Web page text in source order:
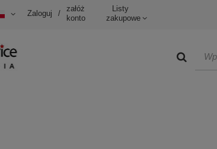
Zaloguj /
załóż
konto
Listy
zakupowe